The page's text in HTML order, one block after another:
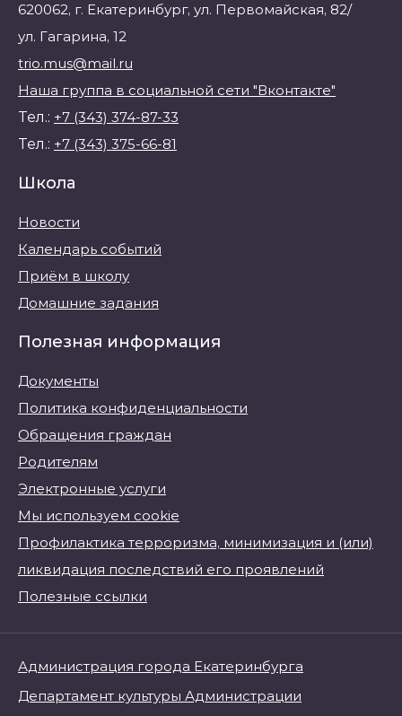
620062, г. Екатеринбург, ул. Первомайская, 82/
ул. Гагарина, 12
trio.mus@mail.ru
Наша группа в социальной сети "Вконтакте"
Тел.: +7 (343) 374-87-33
Тел.: +7 (343) 375-66-81
Школа
Новости
Календарь событий
Приём в школу
Домашние задания
Полезная информация
Документы
Политика конфиденциальности
Обращения граждан
Родителям
Электронные услуги
Мы используем cookie
Профилактика терроризма, минимизация и (или)
ликвидация последствий его проявлений
Полезные ссылки
Администрация города Екатеринбурга
Департамент культуры Администрации